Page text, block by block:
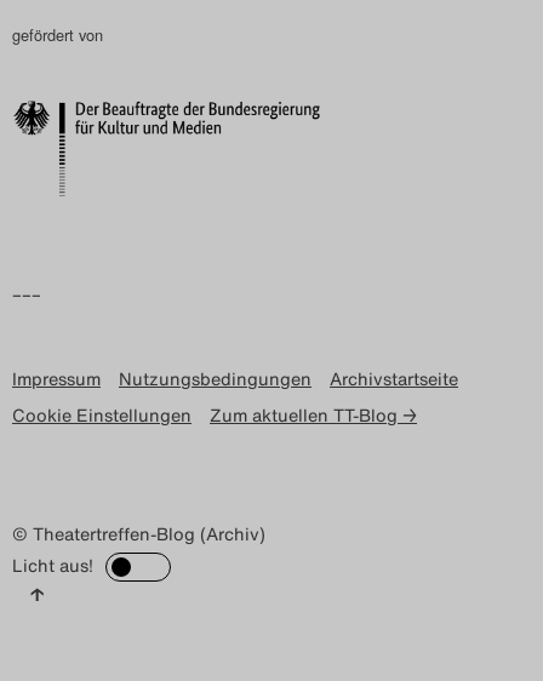
Nutzungsbedingungen
gefördert von
–––
Impressum Nutzungsbedingungen
Archivstartseite
Cookie Einstellungen
Zum aktuellen TT-Blog →
© Theatertreffen-Blog (Archiv)
Licht aus!
↑